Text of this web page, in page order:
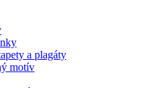
a plagáty
motív